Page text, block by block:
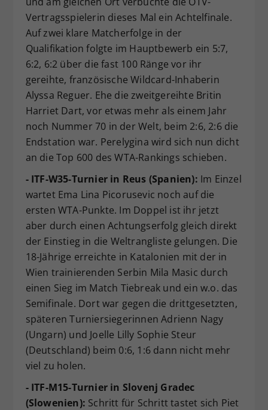
Vertragsspielerin dieses Mal ein Achtelfinale.
Auf zwei klare Matcherfolge in der
Qualifikation folgte im Hauptbewerb ein 5:7,
6:2, 6:2 über die fast 100 Ränge vor ihr
gereihte, französische Wildcard-Inhaberin
Alyssa Reguer. Ehe die zweitgereihte Britin
Harriet Dart, vor etwas mehr als einem Jahr
noch Nummer 70 in der Welt, beim 2:6, 2:6 die
Endstation war. Perelygina wird sich nun dicht
an die Top 600 des WTA-Rankings schieben.
- ITF-W35-Turnier in Reus (Spanien): Im Einzel
wartet Ema Lina Picorusevic noch auf die
ersten WTA-Punkte. Im Doppel ist ihr jetzt
aber durch einen Achtungserfolg gleich direkt
der Einstieg in die Weltrangliste gelungen. Die
18-Jährige erreichte in Katalonien mit der in
Wien trainierenden Serbin Mila Masic durch
einen Sieg im Match Tiebreak und ein w.o. das
Semifinale. Dort war gegen die drittgesetzten,
späteren Turniersiegerinnen Adrienn Nagy
(Ungarn) und Joelle Lilly Sophie Steur
(Deutschland) beim 0:6, 1:6 dann nicht mehr
viel zu holen.
- ITF-M15-Turnier in Slovenj Gradec
(Slowenien): Schritt für Schritt tastet sich Piet